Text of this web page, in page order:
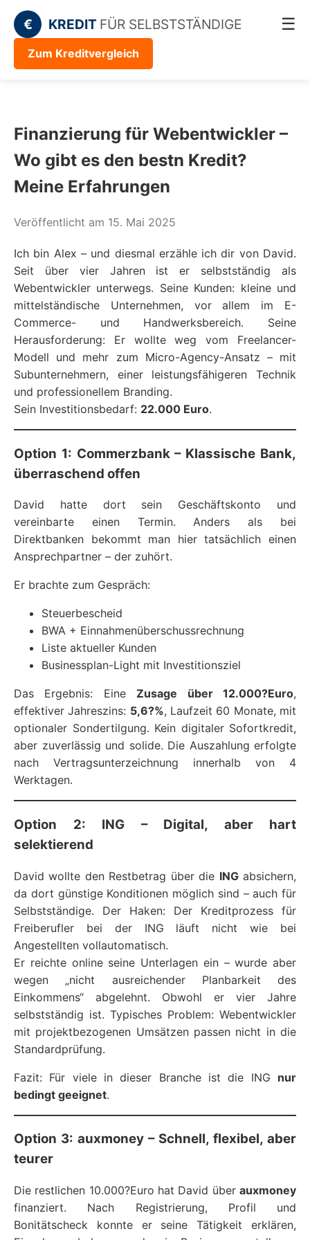
€ KREDIT FÜR SELBSTSTÄNDIGE ☰
Zum Kreditvergleich
Finanzierung für Webentwickler –
Wo gibt es den bestn Kredit?
Meine Erfahrungen
Veröffentlicht am 15. Mai 2025
Ich bin Alex – und diesmal erzähle ich dir von David.
Seit über vier Jahren ist er selbstständig als
Webentwickler unterwegs. Seine Kunden: kleine und
mittelständische Unternehmen, vor allem im E-
Commerce- und Handwerksbereich. Seine
Herausforderung: Er wollte weg vom Freelancer-
Modell und mehr zum Micro-Agency-Ansatz – mit
Subunternehmern, einer leistungsfähigeren Technik
und professionellem Branding.
Sein Investitionsbedarf: 22.000 Euro.
Option 1: Commerzbank – Klassische Bank,
überraschend offen
David hatte dort sein Geschäftskonto und
vereinbarte einen Termin. Anders als bei
Direktbanken bekommt man hier tatsächlich einen
Ansprechpartner – der zuhört.
Er brachte zum Gespräch:
Steuerbescheid
BWA + Einnahmenüberschussrechnung
Liste aktueller Kunden
Businessplan-Light mit Investitionsziel
Das Ergebnis: EineZusage über 12.000?Euro,
effektiver Jahreszins: 5,6?%, Laufzeit 60 Monate, mit
optionaler Sondertilgung. Kein digitaler Sofortkredit,
aber zuverlässig und solide. Die Auszahlung erfolgte
nach Vertragsunterzeichnung innerhalb von 4
Werktagen.
Option 2: ING – Digital, aber hart
selektierend
David wollte den Restbetrag über die INGabsichern,
da dort günstige Konditionen möglich sind – auch für
Selbstständige. Der Haken: Der Kreditprozess für
Freiberufler bei der ING läuft nicht wie bei
Angestellten vollautomatisch.
Er reichte online seine Unterlagen ein – wurde aber
wegen „nicht ausreichender Planbarkeit des
Einkommens“ abgelehnt. Obwohl er vier Jahre
selbstständig ist. Typisches Problem: Webentwickler
mit projektbezogenen Umsätzen passen nicht in die
Standardprüfung.
Fazit: Für viele in dieser Branche ist die ING nur
bedingt geeignet.
Option 3: auxmoney – Schnell, flexibel, aber
teurer
Die restlichen 10.000?Euro hat David über auxmoney
finanziert. Nach Registrierung, Profil und
Bonitätscheck konnte er seine Tätigkeit erklären,